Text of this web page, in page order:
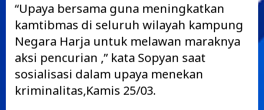
“Upaya bersama guna meningkatkan
kamtibmas di seluruh wilayah kampung
Negara Harja untuk melawan maraknya
aksi pencurian ,” kata Sopyan saat
sosialisasi dalam upaya menekan
kriminalitas,Kamis 25/03.